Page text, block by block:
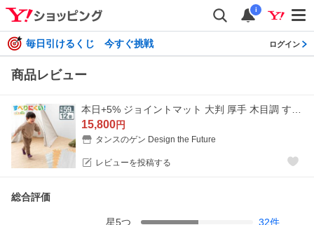
i
毎日引けるくじ 今すぐ挑戦 ログイン
商品レビュー
15,800円
タンスのゲン Design the Future
レビューを投稿する
総合評価
星5つ 32件